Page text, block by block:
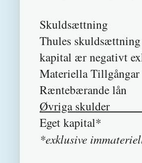
Skuldsættning
Thules
kapital ær negativt
Materiella
Ræntebærande
Øvriga skulder
Eget kapital*
*exklusive